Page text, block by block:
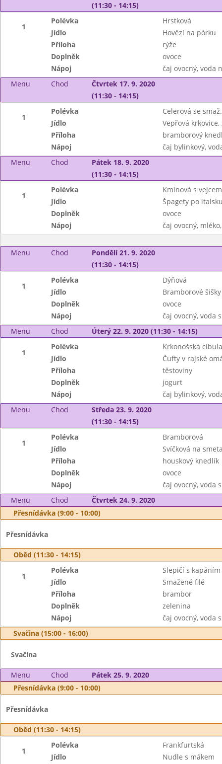
(11:30 - 14:15)
1
Polévka
Hrstková
Jídlo
Hovězí na pórku
Příloha
rýže
Doplněk
ovoce
Nápoj
čaj ovocný, voda
Menu
Chod
Čtvrtek 17. 9. 2020
(11:30 - 14:15)
1
Polévka
Celerová se
Jídlo
Vepřová krkovice,
Příloha
bramborový
Nápoj
čaj bylinkový,
Menu
Chod
Pátek 18. 9. 2020
(11:30 - 14:15)
1
Polévka
Kmínová s vejcem
Jídlo
Špagety po
Doplněk
ovoce
Nápoj
čaj ovocný,
Menu Chod
Pondělí 21. 9. 2020
(11:30 - 14:15)
1
Polévka
Dýňová
Jídlo
Bramborové
Doplněk
ovoce
Nápoj
čaj ovocný, voda
Menu
Chod Úterý 22. 9. 2020 (11:30 - 14:15)
1
Polévka
Krkonošská
Jídlo
Čufty v rajské
Příloha
těstoviny
Doplněk
jogurt
Nápoj
čaj bylinkový,
Menu
Chod
Středa 23. 9. 2020
(11:30 - 14:15)
1
Polévka
Bramborová
Jídlo
Svíčková na
Příloha
houskový knedlík
Doplněk
ovoce
Nápoj
čaj ovocný, voda
Menu
Chod
Čtvrtek 24. 9. 2020
Přesnídávka (9:00 - 10:00)
Přesnídávka
Oběd (11:30 - 14:15)
1
Polévka
Slepičí s kapáním
Jídlo
Smažené filé
Příloha
brambor
Doplněk
zelenina
Nápoj
čaj ovocný, voda
Svačina (15:00 - 16:00)
Svačina
Menu Chod
Pátek 25. 9. 2020
Přesnídávka (9:00 - 10:00)
Přesnídávka
Oběd (11:30 - 14:15)
1
Polévka
Frankfurtská
Jídlo
Nudle s mákem